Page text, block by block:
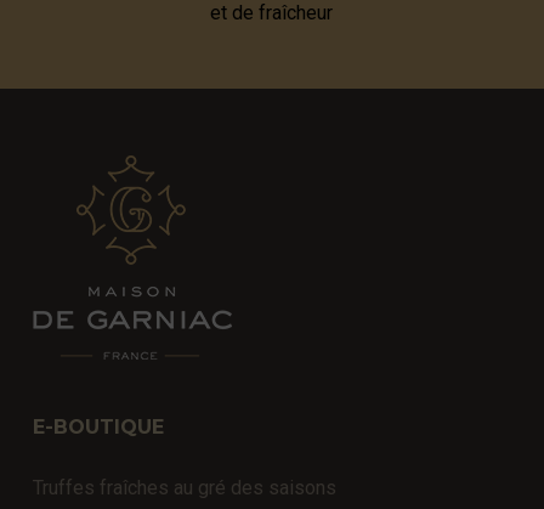
et de fraîcheur
E-BOUTIQUE
Truffes fraîches au gré des saisons